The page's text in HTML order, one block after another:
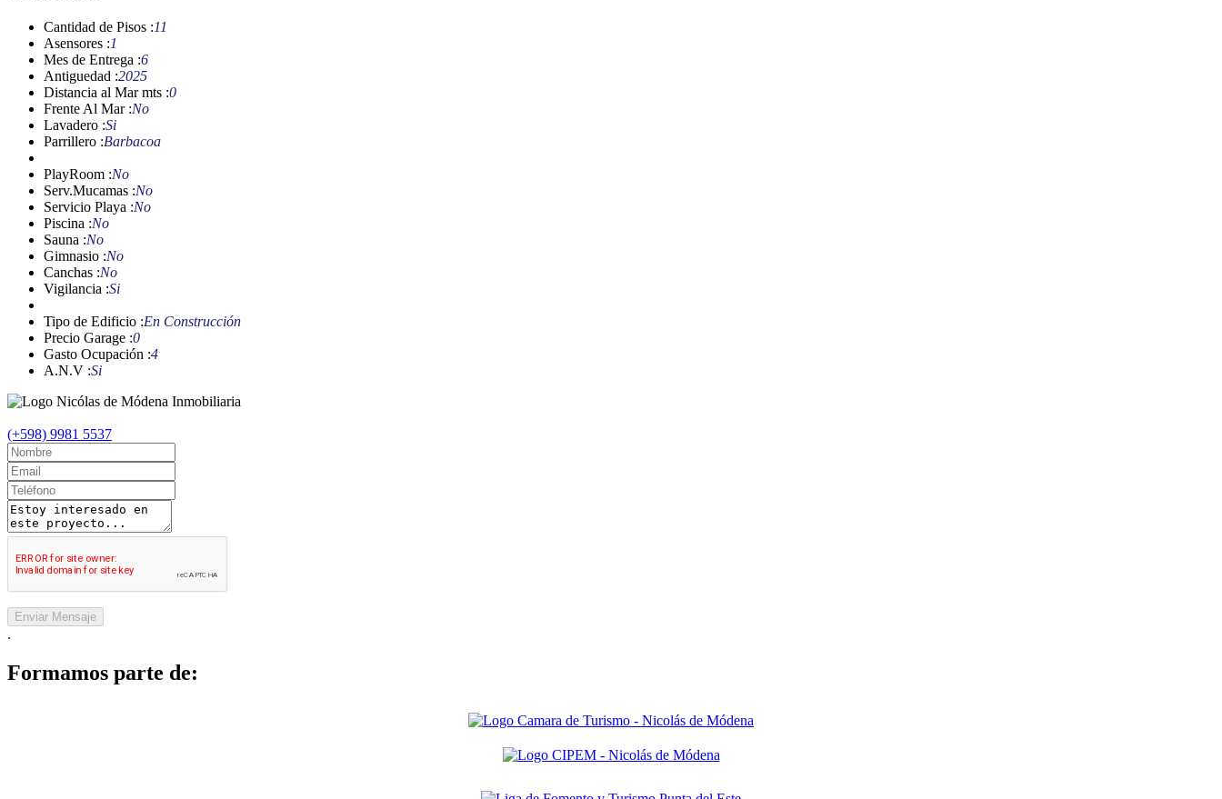
Cantidad de Pisos :11
Asensores :1
Mes de Entrega :6
Antiguedad :2025
Distancia al Mar mts :0
Frente Al Mar :No
Lavadero :Si
Parrillero :Barbacoa
PlayRoom :No
Serv.Mucamas :No
Servicio Playa :No
Piscina :No
Sauna :No
Gimnasio :No
Canchas :No
Vigilancia :Si
Tipo de Edificio :En Construcción
Precio Garage :0
Gasto Ocupación :4
A.N.V :Si
(+598) 9981 5537
Enviar Mensaje
.
Formamos parte de: